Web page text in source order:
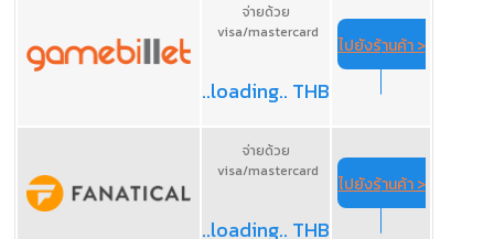
จ่ายด้วย
visa/mastercard
..loading.. THB
ไปยังร้านค้า >
จ่ายด้วย
visa/mastercard
..loading.. THB
ไปยังร้านค้า >